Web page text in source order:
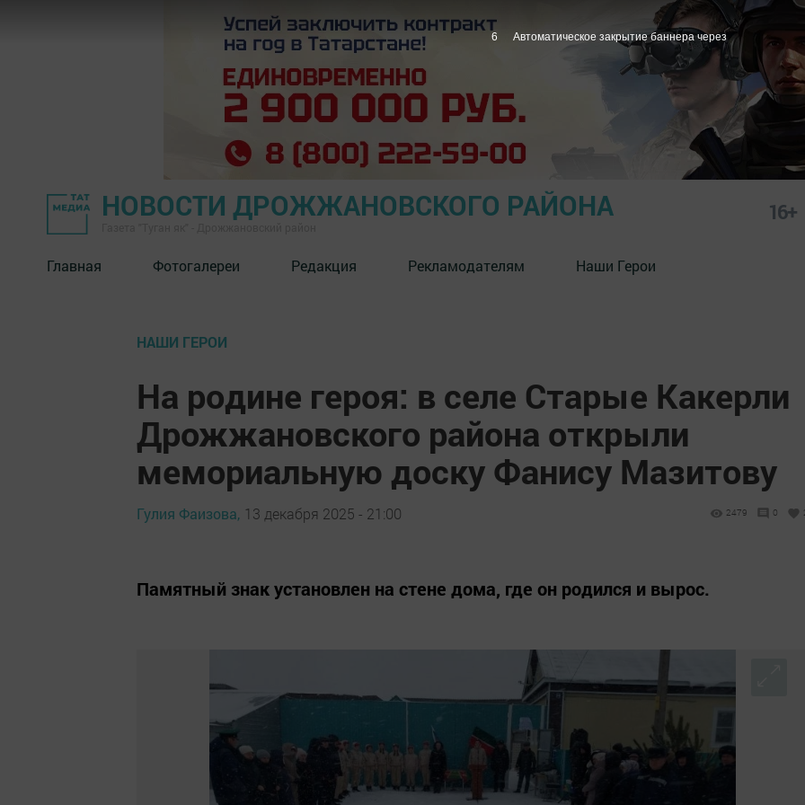
НОВОСТИ ДРОЖЖАНОВСКОГО РАЙОНА 16+
Главная Фотогалереи Редакция Рекламодателям Наши Герои
НАШИ ГЕРОИ
На родине героя: в селе Старые Какерли
Дрожжановского района открыли
мемориальную доску Фанису Мазитову
Гулия Фаизова, 13 декабря 2025 - 21:00 2479 0
Памятный знак установлен на стене дома, где он родился и вырос.
4 Автоматическое закрытие баннера через